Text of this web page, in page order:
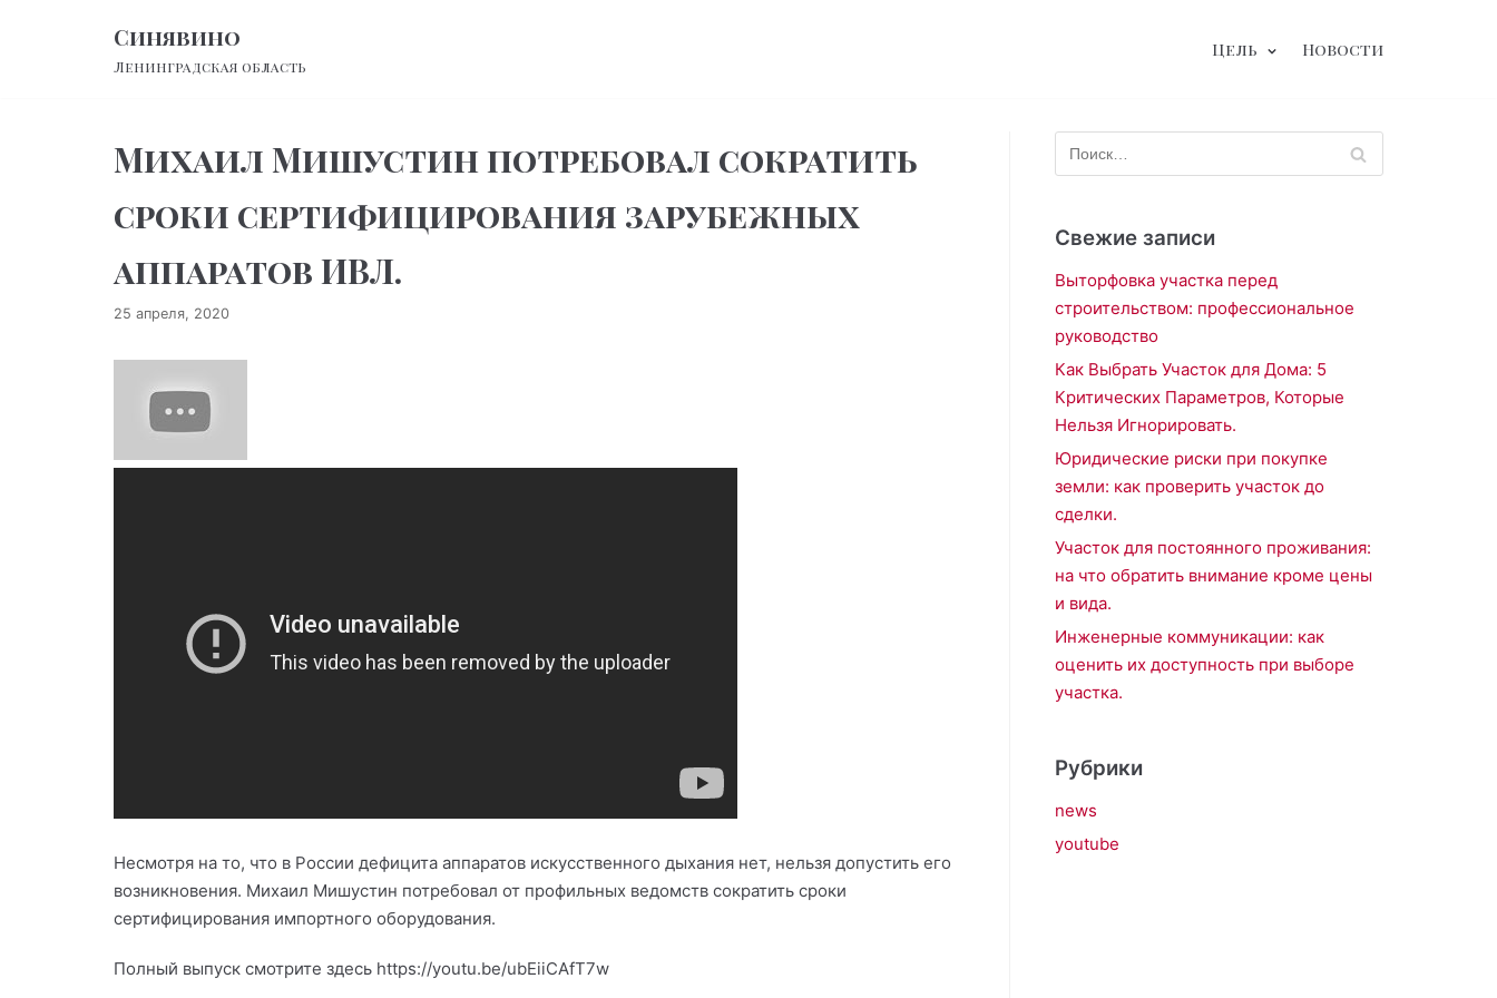
Синявино
Ленинградская область
Цель Новости
Михаил Мишустин потребовал сократить
сроки сертифицирования зарубежных
аппаратов ИВЛ.
25 апреля, 2020
Несмотря на то, что в России дефицита аппаратов искусственного дыхания нет, нельзя допустить его
возникновения. Михаил Мишустин потребовал от профильных ведомств сократить сроки
сертифицирования импортного оборудования.
Полный выпуск смотрите здесь https://youtu.be/ubEiiCAfT7w
Свежие записи
Выторфовка участка перед
строительством: профессиональное
руководство
Как Выбрать Участок для Дома: 5
Критических Параметров, Которые
Нельзя Игнорировать.
Юридические риски при покупке
земли: как проверить участок до
сделки.
Участок для постоянного проживания:
на что обратить внимание кроме цены
и вида.
Инженерные коммуникации: как
оценить их доступность при выборе
участка.
Рубрики
news
youtube